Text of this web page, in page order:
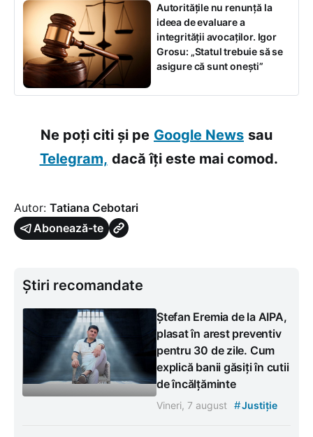
Autoritățile nu renunță la
ideea de evaluare a
integrității avocaților. Igor
Grosu: „Statul trebuie să se
asigure că sunt onești”
Ne poți citi și pe Google News sau
Telegram, dacă îți este mai comod.
Autor: Tatiana Cebotari
Abonează-te
Știri recomandate
Ștefan Eremia de la AIPA,
plasat în arest preventiv
pentru 30 de zile. Cum
explică banii găsiți în cutii
de încălțăminte
Vineri, 7 august #Justiție